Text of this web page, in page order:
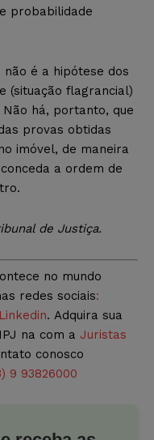
probabilidade
não é a hipótese dos
(situação flagrancial)
há, portanto, que
provas obtidas
imóvel, de maneira
a ordem de
de Justiça.
no mundo
redes sociais:
Linkedin. Adquira sua
na com a Juristas
conosco
9 93826000